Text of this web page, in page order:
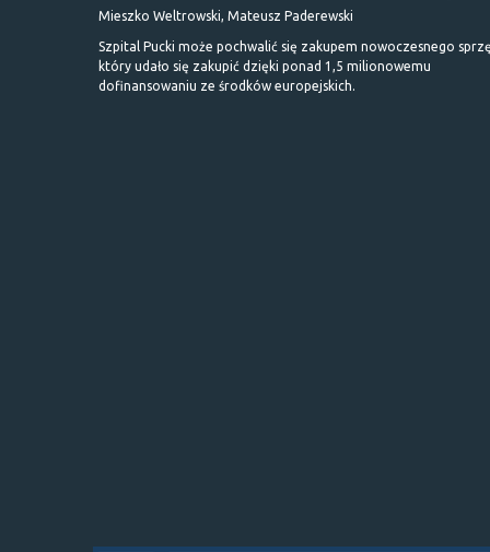
Mieszko Weltrowski, Mateusz Paderewski
Szpital Pucki może pochwalić się zakupem nowoczesnego
który udało się zakupić dzięki ponad 1,5 milionowemu
dofinansowaniu ze środków europejskich.